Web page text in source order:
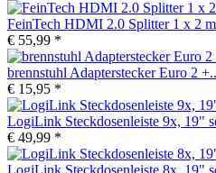
FeinTech HDMI 2.0 Splitter 1 x 2
€ 55,99 *
brennstuhl Adapterstecker Euro 2
€ 15,95 *
LogiLink Steckdosenleiste 9x, 19"
€ 49,99 *
LogiLink Steckdosenleiste 8x, 19"